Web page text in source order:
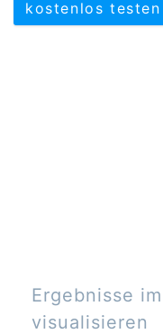
kostenlos testen
Ergebnisse
visualisieren